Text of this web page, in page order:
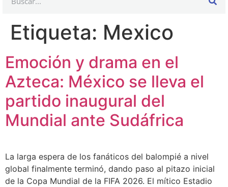
Etiqueta: Mexico
Emoción y drama en el
Azteca: México se lleva el
partido inaugural del
Mundial ante Sudáfrica
La larga espera de los fanáticos del balompié a nivel
global finalmente terminó, dando paso al pitazo inicial
de la Copa Mundial de la FIFA 2026. El mítico Estadio